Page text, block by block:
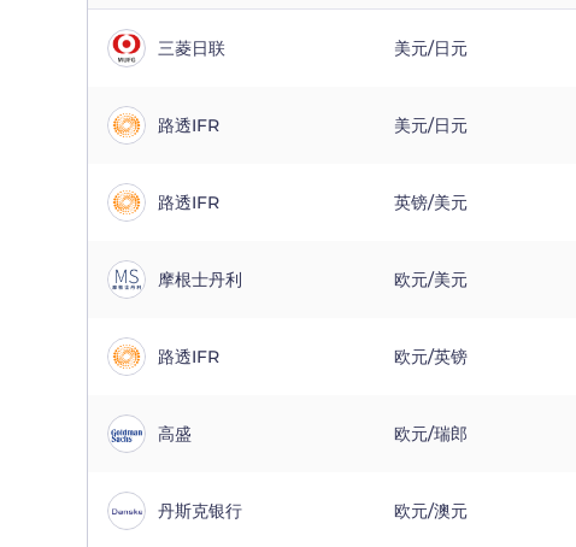
三菱日联 美元/日元
路透IFR 美元/日元
路透IFR 英镑/美元
摩根士丹利 欧元/美元
路透IFR 欧元/英镑
高盛 欧元/瑞郎
丹斯克银行 欧元/澳元